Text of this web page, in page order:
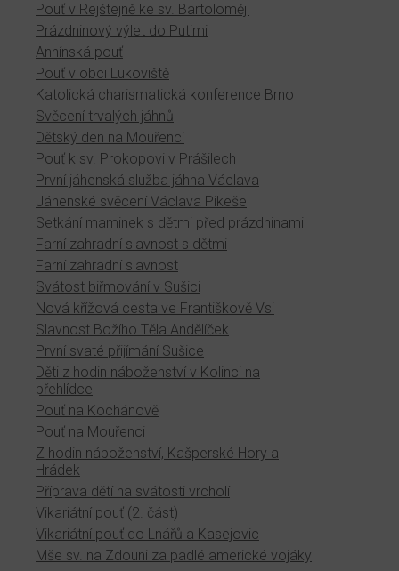
Pouť v Rejštejně ke sv. Bartoloměji
Prázdninový výlet do Putimi
Annínská pouť
Pouť v obci Lukoviště
Katolická charismatická konference Brno
Svěcení trvalých jáhnů
Dětský den na Mouřenci
Pouť k sv. Prokopovi v Prášilech
První jáhenská služba jáhna Václava
Jáhenské svěcení Václava Pikeše
Setkání maminek s dětmi před prázdninami
Farní zahradní slavnost s dětmi
Farní zahradní slavnost
Svátost biřmování v Sušici
Nová křížová cesta ve Františkově Vsi
Slavnost Božího Těla Andělíček
První svaté přijímání Sušice
Děti z hodin náboženství v Kolinci na
přehlídce
Pouť na Kochánově
Pouť na Mouřenci
Z hodin náboženství, Kašperské Hory a
Hrádek
Příprava dětí na svátosti vrcholí
Vikariátní pouť (2. část)
Vikariátní pouť do Lnářů a Kasejovic
Mše sv. na Zdouni za padlé americké vojáky